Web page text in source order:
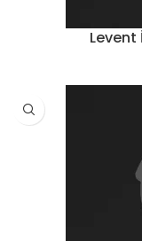
Levent